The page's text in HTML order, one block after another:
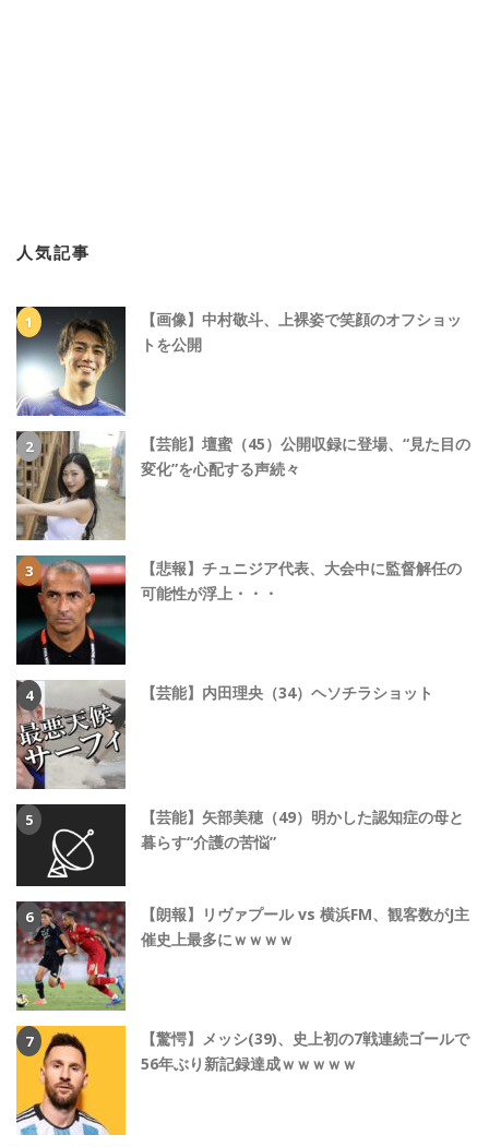
人気記事
【画像】中村敬斗、上裸姿で笑顔のオフショッ
トを公開
【芸能】壇蜜（45）公開収録に登場、“見た目の
変化”を心配する声続々
【悲報】チュニジア代表、大会中に監督解任の
可能性が浮上・・・
【芸能】内田理央（34）ヘソチラショット
【芸能】矢部美穂（49）明かした認知症の母と
暮らす“介護の苦悩”
【朗報】リヴァプール vs 横浜FM、観客数がJ主
催史上最多にｗｗｗｗ
【驚愕】メッシ(39)、史上初の7戦連続ゴールで
56年ぶり新記録達成ｗｗｗｗｗ